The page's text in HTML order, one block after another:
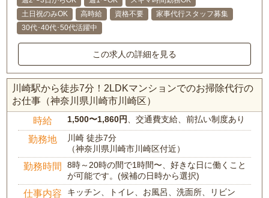
土日祝のみOK
高時給 資格不要
家事代行スタッフ募集
30代･40代･50代活躍中
この求人の詳細を見る
川崎駅から徒歩7分！2LDKマンションでのお掃除代行の
お仕事（神奈川県川崎市川崎区）
時給 1,500〜1,860円 、交通費支給、前払い制度あり
勤務地
川崎 徒歩7分
（神奈川県川崎市川崎区付近）
勤務時間
8時～20時の間で1時間〜、好きな日に働くこと
が可能です。(候補の日時から選択)
仕事内容
キッチン、トイレ、お風呂、洗面所、リビン